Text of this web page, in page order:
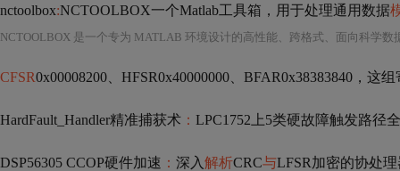
nctoolbox:NCTOOLBOX一个Matlab工具箱，用于处理通用数据
CFSR0x00008200、HFSR0x40000000、BFAR0x38383840，这组寄
HardFault_Handler精准捕获术 ： LPC1752上5类硬故障触发路径
DSP56305 CCOP硬件加速 ： 深入解析CRC与LFSR加密的协处